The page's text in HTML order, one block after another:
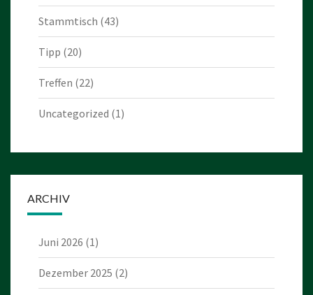
Stammtisch (43)
Tipp (20)
Treffen (22)
Uncategorized (1)
ARCHIV
Juni 2026 (1)
Dezember 2025 (2)